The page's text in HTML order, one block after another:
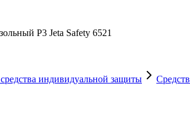
P3 Jeta Safety 6521
индивидуальной защиты